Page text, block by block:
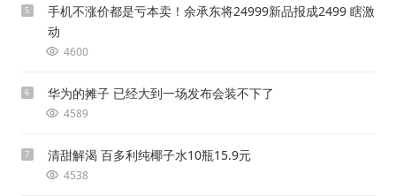
5
手机不涨价都是亏本卖！余承东将24999新品报成2499 瞎激
动
4600
6 华为的摊子 已经大到一场发布会装不下了
4589
7 清甜解渴 百多利纯椰子水10瓶15.9元
4538